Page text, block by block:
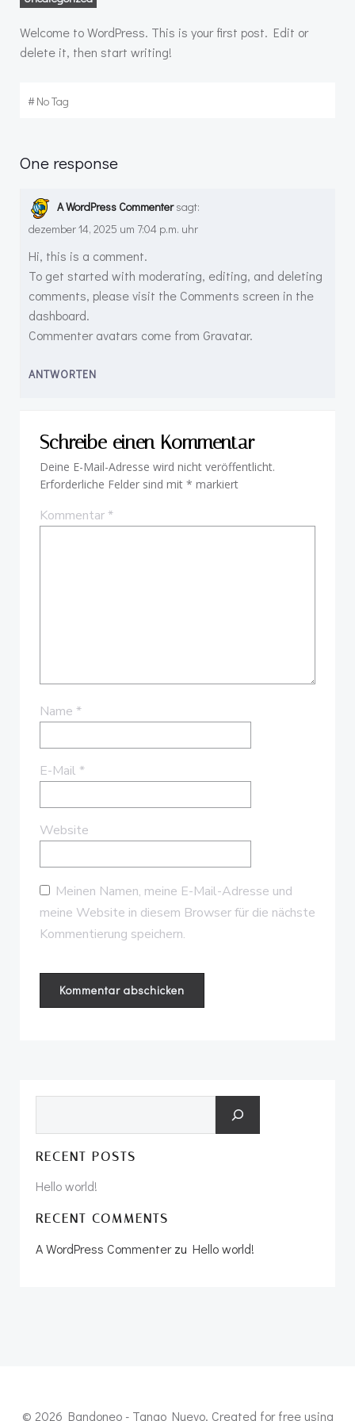
Welcome to WordPress. This is your first post. Edit or
delete it, then start writing!
#No Tag
One response
A WordPress Commenter sagt:
dezember 14, 2025 um 7:04 p.m. uhr
Hi, this is a comment.
To get started with moderating, editing, and deleting
comments, please visit the Comments screen in the
dashboard.
Commenter avatars come from Gravatar.
ANTWORTEN
Schreibe einen Kommentar
Deine E-Mail-Adresse wird nicht veröffentlicht.
Erforderliche Felder sind mit * markiert
Kommentar*
Name *
E-Mail *
Website
Meinen Namen, meine E-Mail-Adresse und
meine Website in diesem Browser für die nächste
Kommentierung speichern.
RECENT POSTS
Hello world!
RECENT COMMENTS
A WordPress Commenterzu Hello world!
© 2026 Bandoneo - Tango Nuevo. Created for free using